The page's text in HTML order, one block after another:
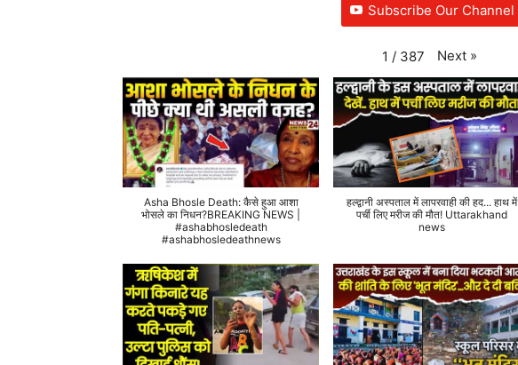
Subscribe Our Channel
1 / 387 Next »
Asha Bhosle Death: कैसे हुआ आशा
भोसले का निधन?BREAKING NEWS |
#ashabhosledeath
#ashabhosledeathnews
हल्द्वानी अस्पताल में लापरवाही की हद... हाथ में
पर्ची लिए मरीज की मौत! Uttarakhand
news